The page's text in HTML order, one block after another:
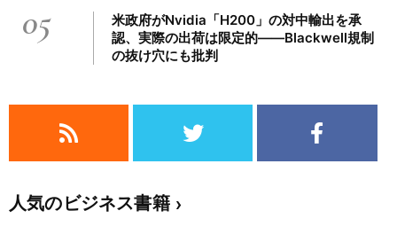
05
米政府がNvidia「H200」の対中輸出を承
認、実際の出荷は限定的――Blackwell規制
の抜け穴にも批判
人気のビジネス書籍